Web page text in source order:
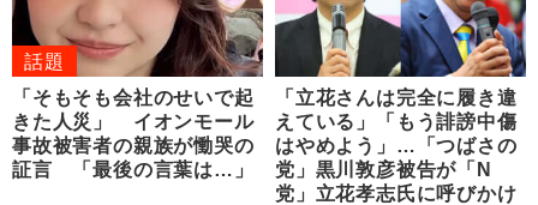
話題
「そもそも会社のせいで起
きた人災」 イオンモール
事故被害者の親族が慟哭の
証言 「最後の言葉は…」
「立花さんは完全に履き違
えている」「もう誹謗中傷
はやめよう」…「つばさの
党」黒川敦彦被告が「N
党」立花孝志氏に呼びかけ